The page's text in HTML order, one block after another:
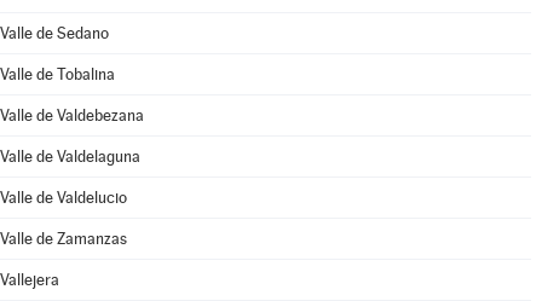
Valle de Sedano
Valle de Tobalina
Valle de Valdebezana
Valle de Valdelaguna
Valle de Valdelucio
Valle de Zamanzas
Vallejera